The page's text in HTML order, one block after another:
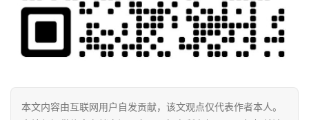
本文内容由互联网用户自发贡献，该文观点仅代表作者本人。